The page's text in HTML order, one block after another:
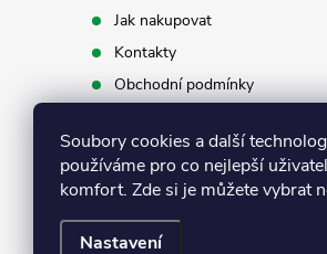
Soubory cookies a další
používáme pro co nejlepší
komfort. Zde si je můžete vybrat
Nastavení
Jak nakupovat
Kontakty
Obchodní podmínky
údajů
Ke stažení